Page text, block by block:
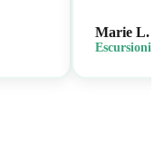
Marie L.